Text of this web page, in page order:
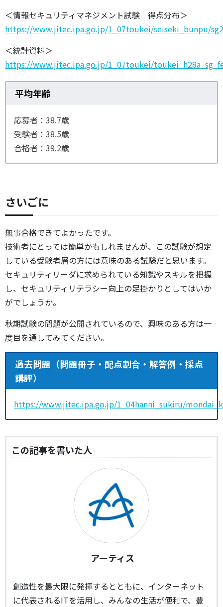
＜情報セキュリティマネジメント試験 得点分布＞
https://www.jitec.ipa.go.jp/1_07toukei/seiseki_bunpu/
＜統計資料＞
https://www.jitec.ipa.go.jp/1_07toukei/
平均年齢
応募者：38.7歳
受験者：38.5歳
合格者：39.2歳
さいごに
無事合格できてよかったです。
技術者にとっては簡単かもしれませんが、この試験が想定
している受験者層の方には意味のある試験だと思います。
セキュリティリーダに求められている知識やスキルを把握
し、セキュリティリテラシー向上の足掛かりとしてはいか
がでしょうか。
秋期試験の問題が公開されているので、興味のある方は一
度目を通してみてください。
過去問題（問題冊子・配点割合・解答例・採点
講評）
https://www.jitec.ipa.go.jp/1_04hanni_sukiru/
この記事を書いた人
アーティス
創造性を最大限に発揮するとともに、インターネット
に代表されるITを活用し、みんなの生活が便利で、豊